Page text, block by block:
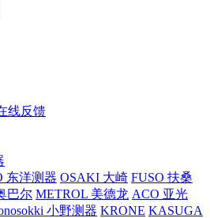
线反馈
东洋测器 OSAKI 大崎 FUSO 扶桑
巴尔 METROL 美德龙 ACO 亚光
小野测器 KRONE KASUGA